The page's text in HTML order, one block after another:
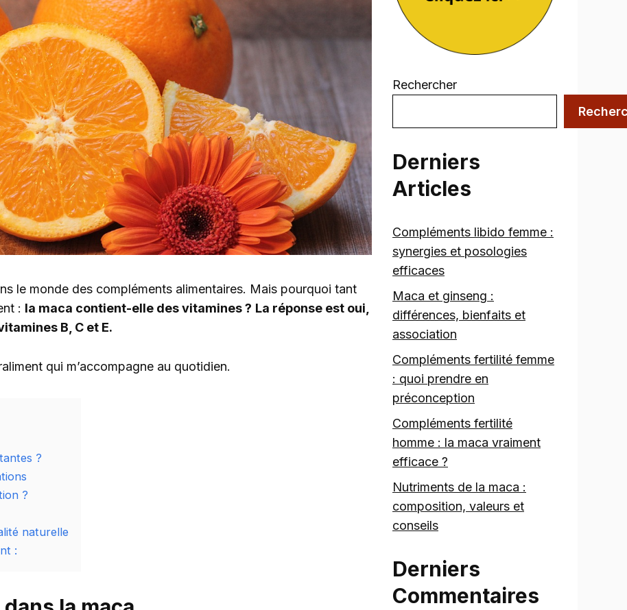
le monde des compléments alimentaires. Mais pourquoi tant
: la maca contient-elle des vitamines ? La réponse est oui,
B, C et E.
qui m’accompagne au quotidien.
?
?
naturelle
:
Rechercher
Derniers
Articles
Compléments libido femme :
synergies et posologies
efficaces
Maca et ginseng :
différences, bienfaits et
association
Compléments fertilité femme
: quoi prendre en
préconception
Compléments fertilité
homme : la maca vraiment
efficace ?
Nutriments de la maca :
composition, valeurs et
conseils
Derniers
Commentaires